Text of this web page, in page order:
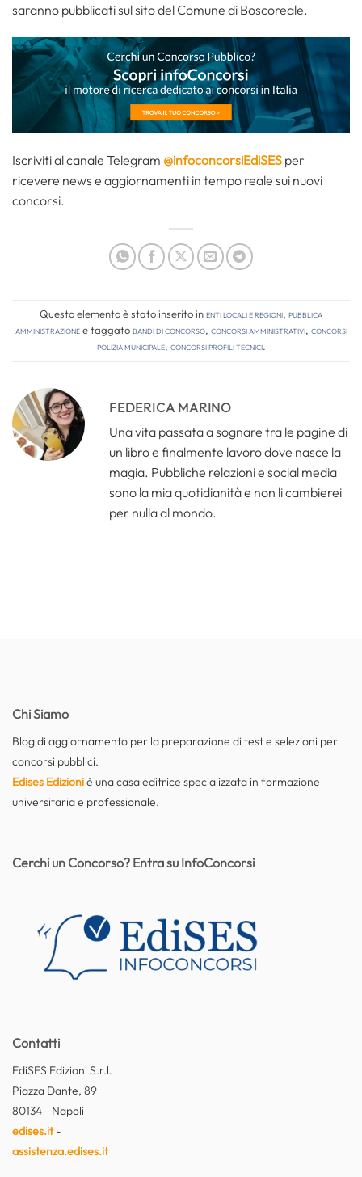
saranno pubblicati sul sito del Comune di Boscoreale.
Iscriviti al canale Telegram @infoconcorsiEdiSES per
ricevere news e aggiornamenti in tempo reale sui nuovi
concorsi.
Questo elemento è stato inserito inEnti locali e regioni, Pubblica
amministrazionee taggatobandi di concorso, concorsi amministrativi, concorsi
polizia municipale, concorsi profili tecnici.
FEDERICA MARINO
Una vita passata a sognare tra le pagine di
un libro e finalmente lavoro dove nasce la
magia. Pubbliche relazioni e social media
sono la mia quotidianità e non li cambierei
per nulla al mondo.
Chi Siamo
Blog di aggiornamento per la preparazione di test e selezioni per
concorsi pubblici.
Edises Edizioniè una casa editrice specializzata in formazione
universitaria e professionale.
Contatti
EdiSES Edizioni S.r.l.
Piazza Dante, 89
80134 - Napoli
edises.it-
assistenza.edises.it
Cerchi un Concorso? Entra su InfoConcorsi